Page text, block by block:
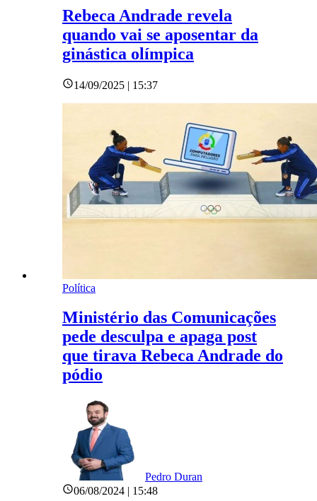
Rebeca Andrade revela
quando vai se aposentar da
ginástica olímpica
14/09/2025 | 15:37
Política
Ministério das Comunicações
pede desculpa e apaga post
que tirava Rebeca Andrade do
pódio
Pedro Duran
06/08/2024 | 15:48